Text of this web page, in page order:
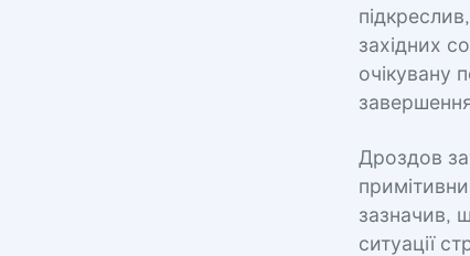
західних
очікувану
Дроздов
зазначив,
ситуації